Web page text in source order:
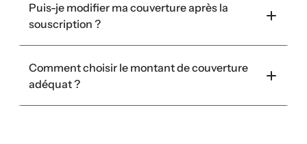
Puis-je modifier ma couverture après la
souscription ?
Comment choisir le montant de couverture
adéquat ?